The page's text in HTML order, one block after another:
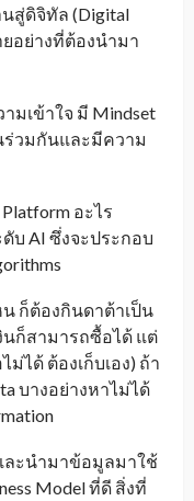
นสู่ดิจิทัล (Digital
อย่างที่ต้องนำมา
มเข้าใจ มี Mindset
ร่วมกันและมีความ
อะไร
บ AI ซึ่งจะประกอบ
ก็ต้องกินดาต้าเป็น
นก็สามารถซื้อได้ แต่
ม่ได้ ต้องเก็บเอง) ถ้า
บางอย่างหาไม่ได้
ะนำมาข้อมูลมาใช้
Model ที่ดี สิ่งที่